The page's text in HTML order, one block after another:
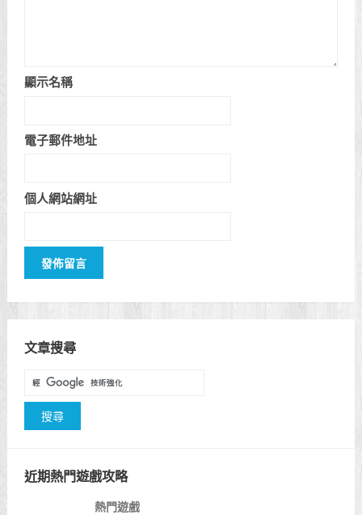
顯示名稱
電子郵件地址
個人網站網址
文章搜尋
近期熱門遊戲攻略
熱門遊戲